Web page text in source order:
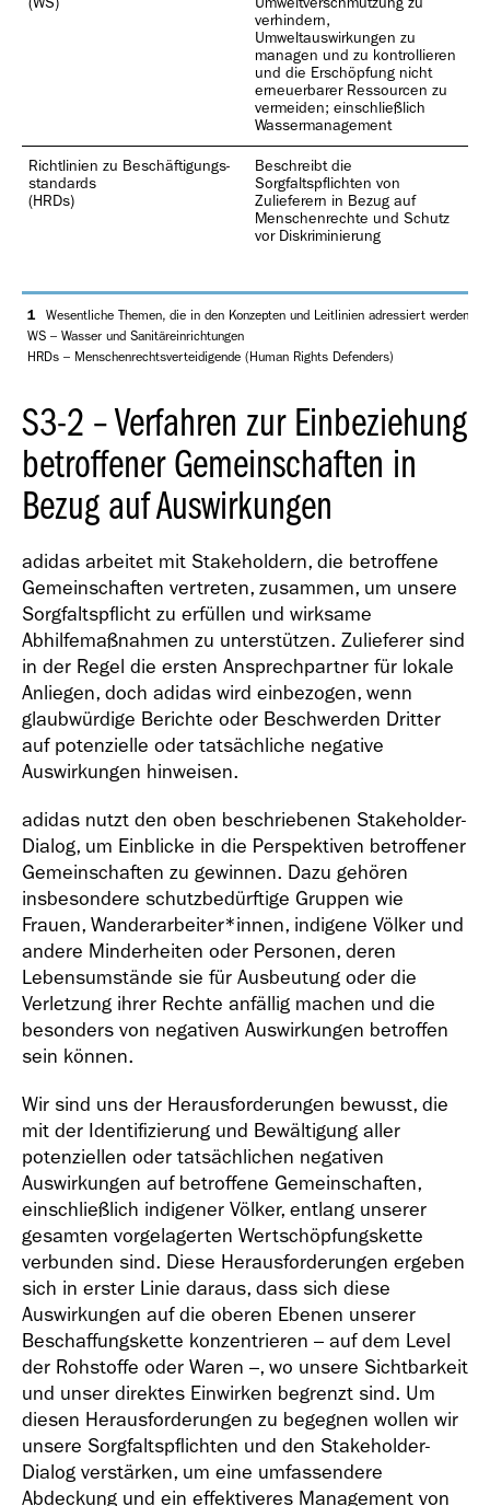
verhindern,
Umweltauswirkungen zu
managen und zu kontrollieren
und die Erschöpfung nicht
erneuerbarer Ressourcen zu
vermeiden; einschließlich
Wassermanagement
Richtlinien zu Beschäftigungs­
standards
(HRDs)
Beschreibt die
Sorgfaltspflichten von
Zulieferern in Bezug auf
Menschenrechte und Schutz
vor Diskriminierung
1
Wesentliche Themen, die in den Konzepten und Leitlinien adressiert werden,
WS – Wasser und Sanitäreinrichtungen
HRDs – Menschenrechtsverteidigende (Human Rights Defenders)
S3-2 – Verfahren zur Einbeziehung
betroffener Gemeinschaften in
Bezug auf Auswirkungen
adidas arbeitet mit Stakeholdern, die betroffene
Gemeinschaften vertreten, zusammen, um unsere
Sorgfaltspflicht zu erfüllen und wirksame
Abhilfemaßnahmen zu unterstützen. Zulieferer sind
in der Regel die ersten Ansprechpartner für lokale
Anliegen, doch adidas wird einbezogen, wenn
glaubwürdige Berichte oder Beschwerden Dritter
auf potenzielle oder tatsächliche negative
Auswirkungen hinweisen.
adidas nutzt den oben beschriebenen Stakeholder-
Dialog, um Einblicke in die Perspektiven betroffener
Gemeinschaften zu gewinnen. Dazu gehören
insbesondere schutzbedürftige Gruppen wie
Frauen, Wanderarbeiter*innen, indigene Völker und
andere Minderheiten oder Personen, deren
Lebensumstände sie für Ausbeutung oder die
Verletzung ihrer Rechte anfällig machen und die
besonders von negativen Auswirkungen betroffen
sein können.
Wir sind uns der Herausforderungen bewusst, die
mit der Identifizierung und Bewältigung aller
potenziellen oder tatsächlichen negativen
Auswirkungen auf betroffene Gemeinschaften,
einschließlich indigener Völker, entlang unserer
gesamten vorgelagerten Wertschöpfungskette
verbunden sind. Diese Herausforderungen ergeben
sich in erster Linie daraus, dass sich diese
Auswirkungen auf die oberen Ebenen unserer
Beschaffungskette konzentrieren – auf dem Level
der Rohstoffe oder Waren –, wo unsere Sichtbarkeit
und unser direktes Einwirken begrenzt sind. Um
diesen Herausforderungen zu begegnen wollen wir
unsere Sorgfaltspflichten und den Stakeholder-
Dialog verstärken, um eine umfassendere
Abdeckung und ein effektiveres Management von